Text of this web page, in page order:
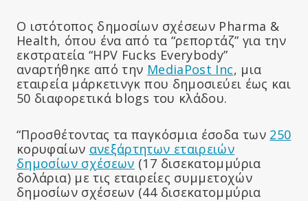
Ο ιστότοπος δημοσίων σχέσεων Pharma &
Health, όπου ένα από τα “ρεπορτάζ” για την
εκστρατεία “HPV Fucks Everybody”
αναρτήθηκε από την MediaPost Inc, μια
εταιρεία μάρκετινγκ που δημοσιεύει έως και
50 διαφορετικά blogs του κλάδου.
“Προσθέτοντας τα παγκόσμια έσοδα των 250
κορυφαίων ανεξάρτητων εταιρειών
δημοσίων σχέσεων (17 δισεκατομμύρια
δολάρια) με τις εταιρείες συμμετοχών
δημοσίων σχέσεων (44 δισεκατομμύρια